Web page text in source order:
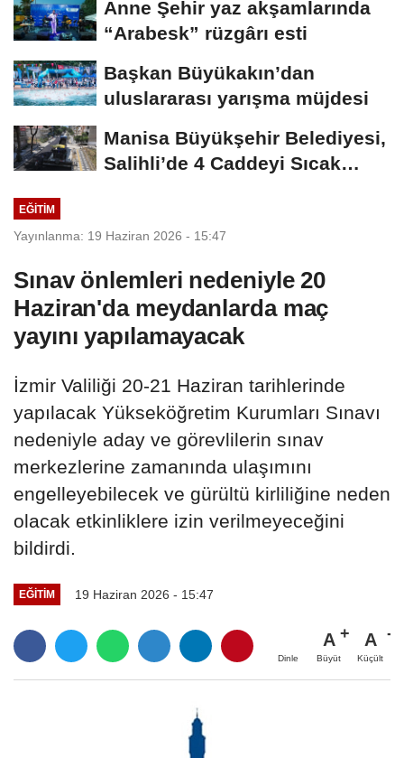
Anne Şehir yaz akşamlarında
“Arabesk” rüzgârı esti
Başkan Büyükakın’dan
uluslararası yarışma müjdesi
Manisa Büyükşehir Belediyesi,
Salihli’de 4 Caddeyi Sıcak
EĞİTİM
Yayınlanma: 19 Haziran 2026 - 15:47
Sınav önlemleri nedeniyle 20
Haziran'da meydanlarda maç
yayını yapılamayacak
İzmir Valiliği 20-21 Haziran tarihlerinde
yapılacak Yükseköğretim Kurumları Sınavı
nedeniyle aday ve görevlilerin sınav
merkezlerine zamanında ulaşımını
engelleyebilecek ve gürültü kirliliğine neden
olacak etkinliklere izin verilmeyeceğini
bildirdi.
EĞİTİM 19 Haziran 2026 - 15:47
Dinle
A
Büyüt
A
Küçült